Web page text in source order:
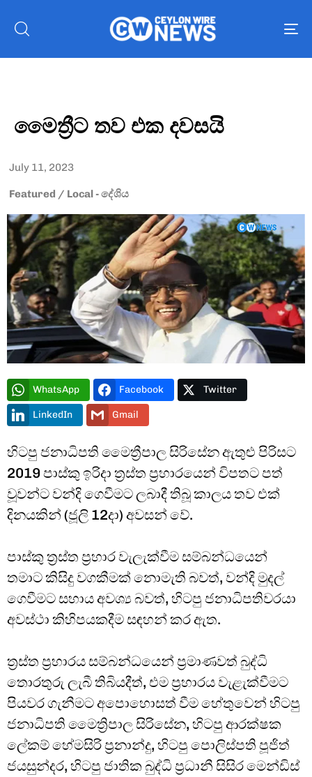
Type and hit enter
මෛත්‍රීට තව එක දවසයි
July 11, 2023
Featured / Local - දේශිය
WhatsApp Facebook Twitter
LinkedIn Gmail
හිටපු ජනාධිපති මෛත්‍රීපාල සිරිසේන ඇතුළු පිරිසට
2019 පාස්කු ඉරිදා ත්‍රස්ත ප්‍රහාරයෙන් විපතට පත්
වූවන්ට වන්දි ගෙවීමට ලබාදී තිබූ කාලය තව එක්
දිනයකින් (ජූලි 12දා) අවසන් වේ.
පාස්කු ත්‍රස්ත ප්‍රහාර වැලැක්වීම සම්බන්ධයෙන්
තමාට කිසිදු වගකීමක් නොමැති බවත්, වන්දි මුදල්
ගෙවීමට සහාය අවශ්‍ය බවත්, හිටපු ජනාධිපතිවරයා
අවස්ථා කිහිපයකදීම සඳහන් කර ඇත.
ත්‍රස්ත ප්‍රහාරය සම්බන්ධයෙන් ප්‍රමාණවත් බුද්ධි
තොරතුරු ලැබී තිබියදීත්, එම ප්‍රහාරය වැළැක්වීමට
පියවර ගැනීමට අපොහොසත් වීම හේතුවෙන් හිටපු
ජනාධිපති මෛත්‍රිපාල සිරිසේන, හිටපු ආරක්ෂක
ලේකම් හේමසිරි ප්‍රනාන්දු, හිටපු පොලිස්පති පූජිත්
ජයසුන්දර, හිටපු ජාතික බුද්ධි ප්‍රධානී සිසිර මෙන්ඩිස්